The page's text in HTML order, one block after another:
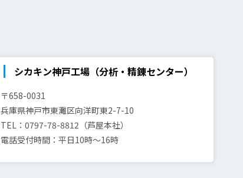
シカキン神戸工場（分析・精錬センター）
〒658-0031
兵庫県神戸市東灘区向洋町東2-7-10
TEL：0797-78-8812（芦屋本社）
電話受付時間：平日10時～16時